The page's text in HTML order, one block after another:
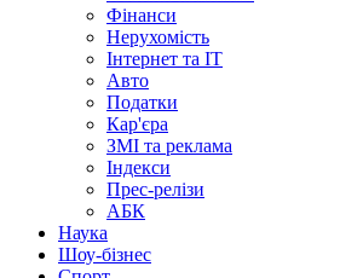
Фінанси
Нерухомість
Інтернет та IT
Авто
Податки
Кар'єра
ЗМІ та реклама
Індекси
Прес-релізи
АБК
Наука
Шоу-бізнес